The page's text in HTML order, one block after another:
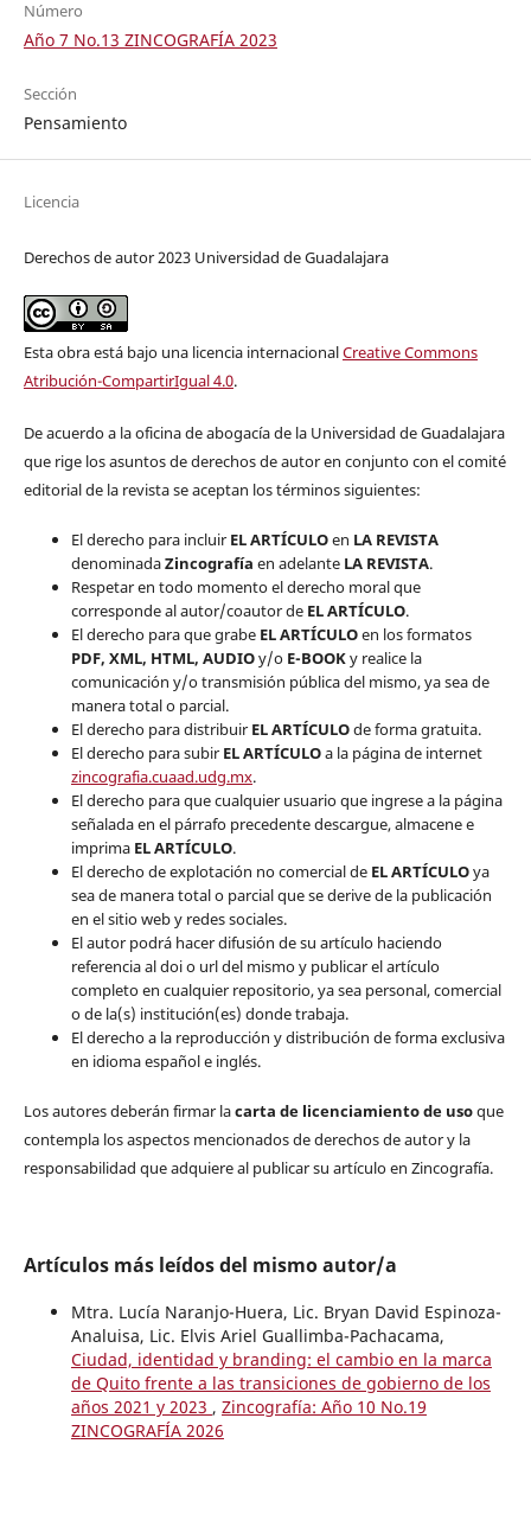
Número
Año 7 No.13 ZINCOGRAFÍA 2023
Sección
Pensamiento
Licencia
Derechos de autor 2023 Universidad de Guadalajara
Esta obra está bajo una licencia internacionalCreative Commons
Atribución-CompartirIgual 4.0.
De acuerdo a la oficina de abogacía de la Universidad de Guadalajara
que rige los asuntos de derechos de autor en conjunto con el comité
editorial de la revista se aceptan los términos siguientes:
El derecho para incluir EL ARTÍCULOen LA REVISTA
denominadaZincografía en adelante LA REVISTA.
Respetar en todo momento el derecho moral que
corresponde al autor/coautor deEL ARTÍCULO.
El derecho para que grabe EL ARTÍCULOen los formatos
PDF, XML, HTML, AUDIOy/o E-BOOKy realice la
comunicación y/o transmisión pública del mismo, ya sea de
manera total o parcial.
El derecho para distribuir EL ARTÍCULOde forma gratuita.
El derecho para subir EL ARTÍCULOa la página de internet
zincografia.cuaad.udg.mx.
El derecho para que cualquier usuario que ingrese a la página
señalada en el párrafo precedente descargue, almacene e
imprima EL ARTÍCULO.
El derecho de explotación no comercial de EL ARTÍCULOya
sea de manera total o parcial que se derive de la publicación
en el sitio web y redes sociales.
El autor podrá hacer difusión de su artículo haciendo
referencia al doi o url del mismo y publicar el artículo
completo en cualquier repositorio, ya sea personal, comercial
o de la(s) institución(es) donde trabaja.
El derecho a la reproducción y distribución de forma exclusiva
en idioma español e inglés.
Los autores deberán firmar lacarta de licenciamiento de usoque
contempla los aspectos mencionados de derechos de autor y la
responsabilidad que adquiere al publicar su artículo en Zincografía.
Artículos más leídos del mismo autor/a
Mtra. Lucía Naranjo-Huera, Lic. Bryan David Espinoza-
Analuisa, Lic. Elvis Ariel Guallimba-Pachacama,
Ciudad, identidad y branding: el cambio en la marca
de Quito frente a las transiciones de gobierno de los
años 2021 y 2023 , Zincografía: Año 10 No.19
ZINCOGRAFÍA 2026